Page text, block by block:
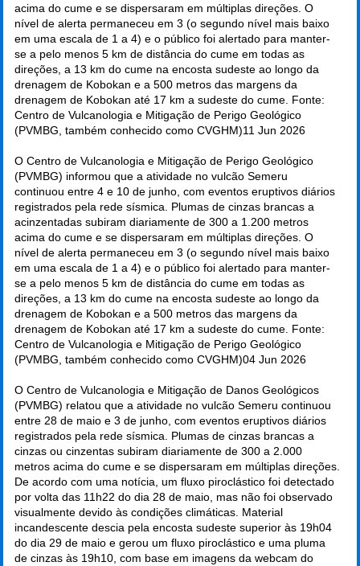
acima do cume e se dispersaram em múltiplas direções. O
nível de alerta permaneceu em 3 (o segundo nível mais baixo
em uma escala de 1 a 4) e o público foi alertado para manter-
se a pelo menos 5 km de distância do cume em todas as
direções, a 13 km do cume na encosta sudeste ao longo da
drenagem de Kobokan e a 500 metros das margens da
drenagem de Kobokan até 17 km a sudeste do cume. Fonte:
Centro de Vulcanologia e Mitigação de Perigo Geológico
(PVMBG, também conhecido como CVGHM)11 Jun 2026
O Centro de Vulcanologia e Mitigação de Perigo Geológico
(PVMBG) informou que a atividade no vulcão Semeru
continuou entre 4 e 10 de junho, com eventos eruptivos diários
registrados pela rede sísmica. Plumas de cinzas brancas a
acinzentadas subiram diariamente de 300 a 1.200 metros
acima do cume e se dispersaram em múltiplas direções. O
nível de alerta permaneceu em 3 (o segundo nível mais baixo
em uma escala de 1 a 4) e o público foi alertado para manter-
se a pelo menos 5 km de distância do cume em todas as
direções, a 13 km do cume na encosta sudeste ao longo da
drenagem de Kobokan e a 500 metros das margens da
drenagem de Kobokan até 17 km a sudeste do cume. Fonte:
Centro de Vulcanologia e Mitigação de Perigo Geológico
(PVMBG, também conhecido como CVGHM)04 Jun 2026
O Centro de Vulcanologia e Mitigação de Danos Geológicos
(PVMBG) relatou que a atividade no vulcão Semeru continuou
entre 28 de maio e 3 de junho, com eventos eruptivos diários
registrados pela rede sísmica. Plumas de cinzas brancas a
cinzas ou cinzentas subiram diariamente de 300 a 2.000
metros acima do cume e se dispersaram em múltiplas direções.
De acordo com uma notícia, um fluxo piroclástico foi detectado
por volta das 11h22 do dia 28 de maio, mas não foi observado
visualmente devido às condições climáticas. Material
incandescente descia pela encosta sudeste superior às 19h04
do dia 29 de maio e gerou um fluxo piroclástico e uma pluma
de cinzas às 19h10, com base em imagens da webcam do